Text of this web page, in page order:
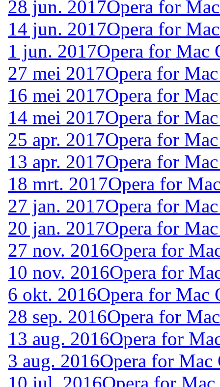
28 jun. 2017Opera for
14 jun. 2017Opera for
1 jun. 2017Opera for Mac
27 mei 2017Opera for
16 mei 2017Opera for
14 mei 2017Opera for
25 apr. 2017Opera for
13 apr. 2017Opera for
18 mrt. 2017Opera for
27 jan. 2017Opera for
20 jan. 2017Opera for
27 nov. 2016Opera for
10 nov. 2016Opera for
6 okt. 2016Opera for Mac
28 sep. 2016Opera for
13 aug. 2016Opera for
3 aug. 2016Opera for
10 jul. 2016Opera for